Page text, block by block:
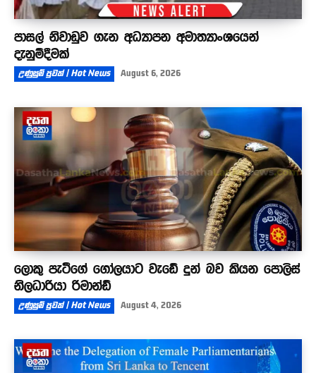
පාසල් නිවාඩුව ගැන අධ්‍යාපන අමාත්‍යාංශයෙන්
දැනුම්දීමක්
උණුසුම් පුවත් | Hot News August 6, 2026
ලොකු පැටීගේ ගෝලයාට වැඩේ දුන් බව කියන පොලිස්
නිලධාරියා රිමාන්ඩ්
උණුසුම් පුවත් | Hot News August 4, 2026